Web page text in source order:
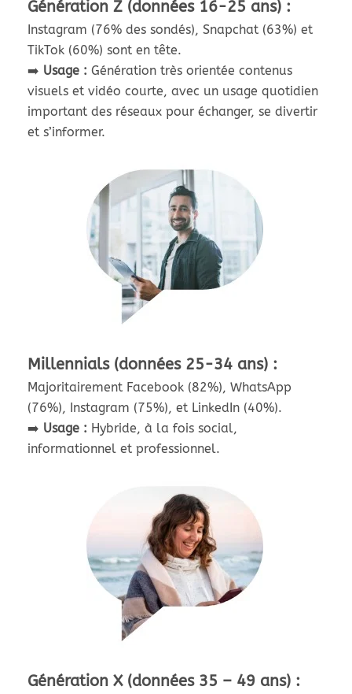
Génération Z (données 16-25 ans) :
Instagram (76% des sondés), Snapchat (63%) et
TikTok (60%) sont en tête.
➡️ Usage : Génération très orientée contenus
visuels et vidéo courte, avec un usage quotidien
important des réseaux pour échanger, se divertir
et s’informer.
Millennials (données 25-34 ans) :
Majoritairement Facebook (82%), WhatsApp
(76%), Instagram (75%), et LinkedIn (40%).
➡️ Usage : Hybride, à la fois social,
informationnel et professionnel.
Génération X (données 35 – 49 ans) :